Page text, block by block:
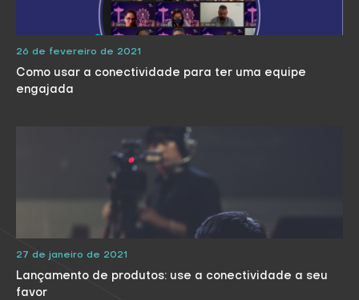
26 de fevereiro de 2021
Como usar a conectividade para ter uma equipe
engajada
27 de janeiro de 2021
Lançamento de produtos: use a conectividade a seu
favor